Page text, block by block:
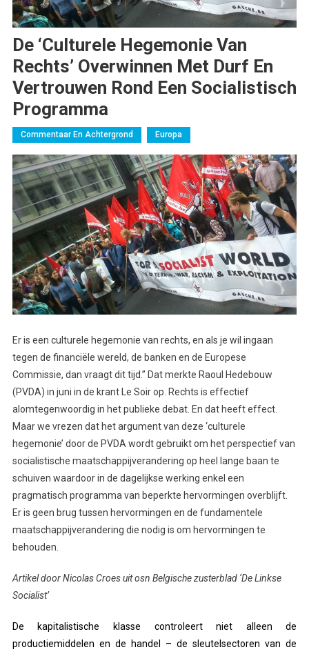
De ‘culturele Hegemonie Van
Rechts’ Overwinnen Met Durf En
Vertrouwen Rond Een Socialistisch
Programma
Commentaar En Achtergrond Europa
Er is een culturele hegemonie van rechts, en als je wil ingaan
tegen de financiële wereld, de banken en de Europese
Commissie, dan vraagt dit tijd.” Dat merkte Raoul Hedebouw
(PVDA) in juni in de krant Le Soir op. Rechts is effectief
alomtegenwoordig in het publieke debat. En dat heeft effect.
Maar we vrezen dat het argument van deze ‘culturele
hegemonie’ door de PVDA wordt gebruikt om het perspectief van
socialistische maatschappijverandering op heel lange baan te
schuiven waardoor in de dagelijkse werking enkel een
pragmatisch programma van beperkte hervormingen overblijft.
Er is geen brug tussen hervormingen en de fundamentele
maatschappijverandering die nodig is om hervormingen te
behouden.
Artikel door Nicolas Croes uit osn Belgische zusterblad ‘De Linkse
Socialist’
De kapitalistische klasse controleert niet alleen de
productiemiddelen en de handel – de sleutelsectoren van de